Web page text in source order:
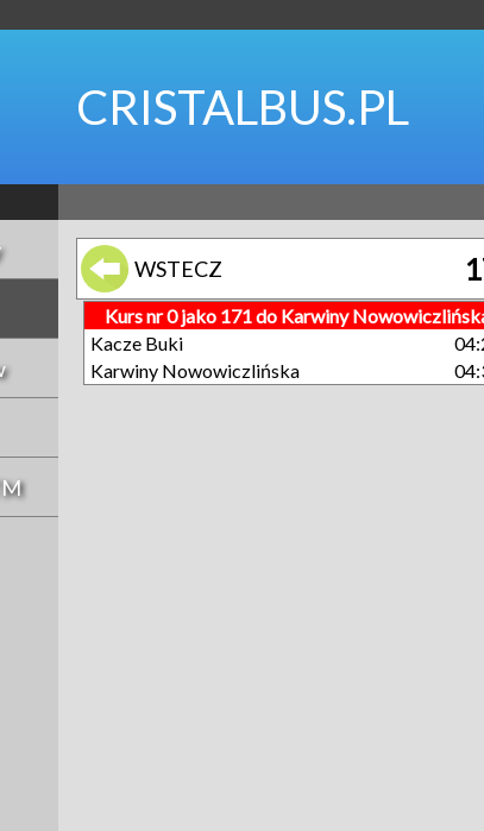
CRISTALBUS.PL
WSTECZ
Kurs nr 0 jako 171 do Karwiny
Kacze Buki
Karwiny Nowowiczlińska